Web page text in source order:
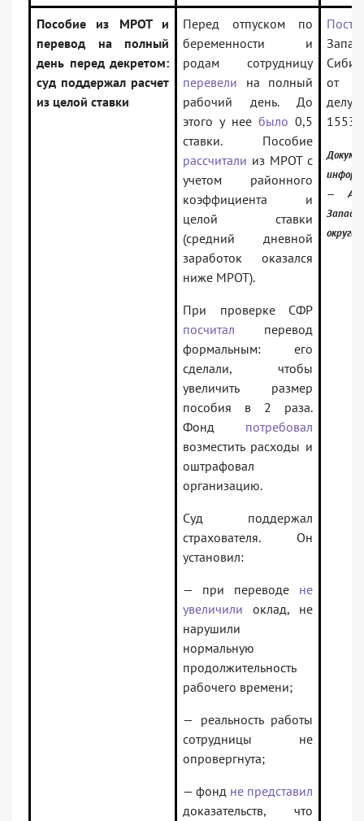
Пособие из МРОТ и
перевод на полный
день перед декретом:
суд поддержал расчет
из целой ставки
Перед отпуском по
беременности и
родам сотрудницу
перевели на полный
рабочий день. До
этого у нее было 0,5
ставки. Пособие
рассчитали из МРОТ с
учетом районного
коэффициента и
целой ставки
(средний дневной
заработок оказался
ниже МРОТ).
При проверке СФР
посчитал перевод
формальным: его
сделали, чтобы
увеличить размер
пособия в 2 раза.
Фонд потребовал
возместить расходы и
оштрафовал
организацию.
Суд поддержал
страхователя. Он
установил:
— при переводе не
увеличили оклад, не
нарушили
нормальную
продолжительность
рабочего времени;
— реальность работы
сотрудницы не
опровергнута;
— фонд не представил
доказательств, что
от
—
округа